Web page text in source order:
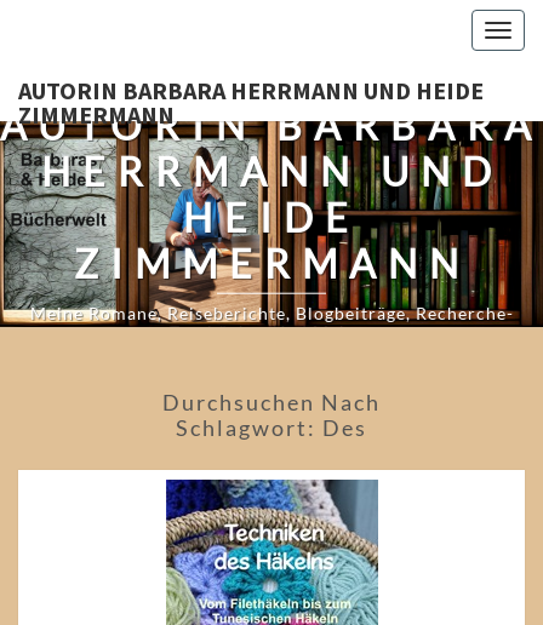
content
AUTORIN BARBARA HERRMANN UND HEIDE
ZIMMERMANN
AUTORIN BARBARA
HERRMANN UND
HEIDE
ZIMMERMANN
Meine Romane, Reiseberichte, Blogbeiträge, Recherche-
Tagebücher Und Mehr…
Durchsuchen Nach
Schlagwort: Des